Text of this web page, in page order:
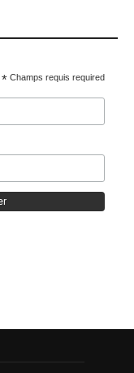
* Champs requis required